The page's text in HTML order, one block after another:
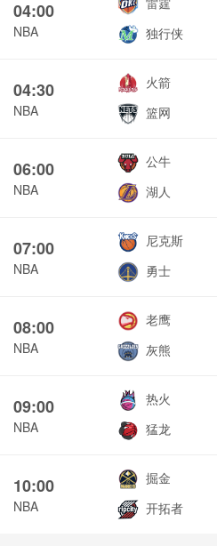
04:00
NBA
独行侠
04:30
NBA
火箭
篮网
06:00
NBA
公牛
湖人
07:00
NBA
尼克斯
勇士
08:00
NBA
老鹰
灰熊
09:00
NBA
热火
猛龙
10:00
NBA
掘金
开拓者